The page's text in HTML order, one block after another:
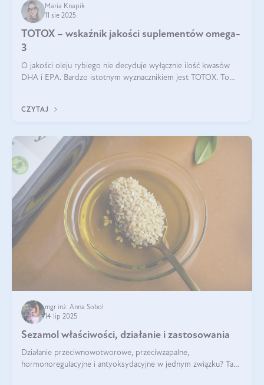
Maria Knapik
11 sie 2025
TOTOX – wskaźnik jakości suplementów omega-
3
O jakości oleju rybiego nie decyduje wyłącznie ilość kwasów
DHA i EPA. Bardzo istotnym wyznacznikiem jest TOTOX. To
CZYTAJ
mgr inż. Anna Sobol
14 lip 2025
Sezamol właściwości, działanie i zastosowania
Działanie przeciwnowotworowe, przeciwzapalne,
hormonoregulacyjne i antyoksydacyjne w jednym związku? Tak